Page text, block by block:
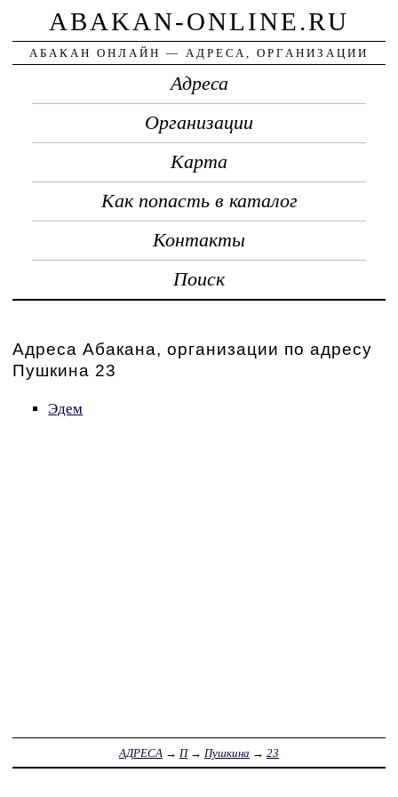
ABAKAN-ONLINE.RU
АБАКАН ОНЛАЙН — АДРЕСА, ОРГАНИЗАЦИИ
Адреса
Организации
Карта
Как попасть в каталог
Контакты
Поиск
Адреса Абакана, организации по адресу
Пушкина 23
Эдем
АДРЕСА → П→ Пушкина → 23